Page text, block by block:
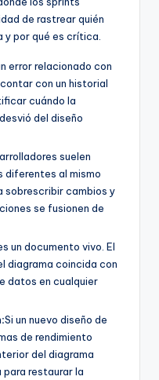
de rastrear quién
por qué es crítica.
error relacionado con
con un historial
cuándo la
del diseño
suelen
al mismo
sobrescribir cambios y
se fusionen de
un documento vivo. El
diagrama coincida con
datos en cualquier
Si un nuevo diseño de
de rendimiento
del diagrama
para restaurar la